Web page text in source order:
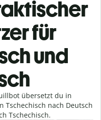
für
und
übersetzt du in
Tschechisch nach Deutsch
Tschechisch.